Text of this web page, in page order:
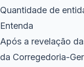
Quantidade de
Entenda
Após a revelação
da Corregedoria-